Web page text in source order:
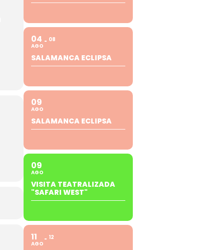
04
AGO
08
SALAMANCA ECLIPSA
09
AGO
SALAMANCA ECLIPSA
09
AGO
VISITA TEATRALIZADA
"SAFARI WEST"
11
AGO
12